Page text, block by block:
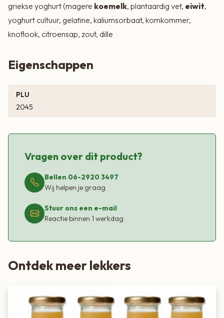
griekse yoghurt (magere koemelk, plantaardig vet, eiwit,
yoghurt cultuur, gelatine, kaliumsorbaat, komkommer,
knoflook, citroensap, zout, dille
Eigenschappen
PLU
2045
Vragen over dit product?
Bellen 06-2920 3497
Wij helpen je graag
Stuur ons een e-mail
Reactie binnen 1 werkdag
Ontdek meer lekkers